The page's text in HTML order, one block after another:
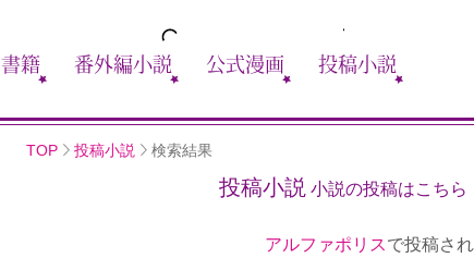
書籍 番外編小説 公式漫画 投稿小説
TOP 投稿小説 検索結果
投稿小説 小説の投稿はこちら
アルファポリスで投稿さ